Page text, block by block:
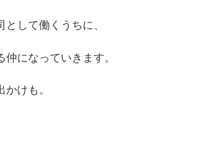
して働くうちに、
になっていきます。
けも。